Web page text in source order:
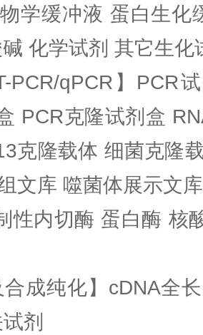
学缓冲液 蛋白生化
化学试剂 其它生化
PCR/qPCR】PCR
PCR克隆试剂盒
克隆载体 细菌克隆
文库 噬菌体展示文库
性内切酶 蛋白酶 核
合成纯化】cDNA全
剂